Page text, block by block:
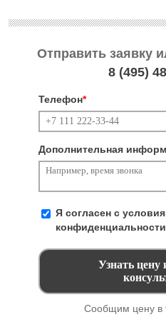
Отправить заявку
8 (495)
Телефон*
Дополнительная
Я согласен с
конфиденциальности
Сообщим цену в